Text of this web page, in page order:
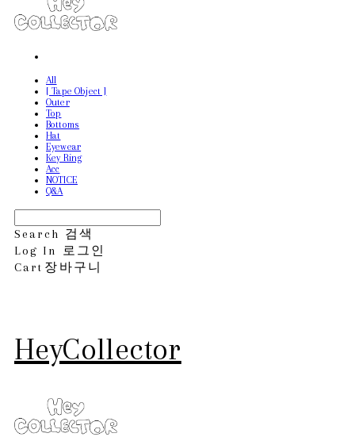
All
[ Tape Object ]
Outer
Top
Bottoms
Hat
Eyewear
Key Ring
Acc
NOTICE
Q&A
Search 검색
Log In
로그인
Cart 장바구니
HeyCollector